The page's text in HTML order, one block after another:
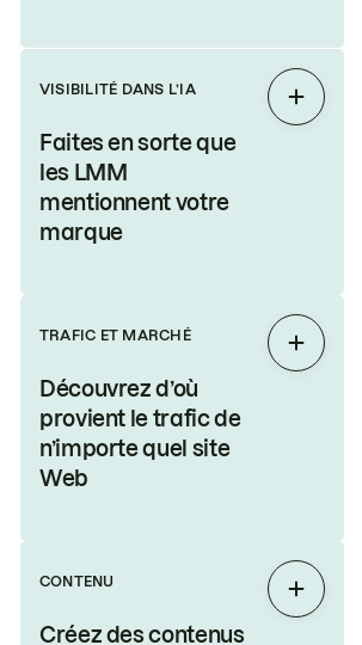
VISIBILITÉ DANS L’IA
Faites en sorte que
les LMM
mentionnent votre
marque
TRAFIC ET MARCHÉ
Découvrez d’où
provient le trafic de
n’importe quel site
Web
CONTENU
Créez des contenus